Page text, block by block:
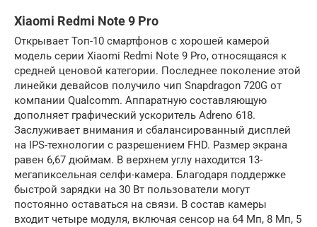
Xiaomi Redmi Note 9 Pro
Открывает Топ-10 смартфонов с хорошей камерой
модель серии Xiaomi Redmi Note 9 Pro, относящаяся к
средней ценовой категории. Последнее поколение этой
линейки девайсов получило чип Snapdragon 720G от
компании Qualcomm. Аппаратную составляющую
дополняет графический ускоритель Adreno 618.
Заслуживает внимания и сбалансированный дисплей
на IPS-технологии с разрешением FHD. Размер экрана
равен 6,67 дюймам. В верхнем углу находится 13-
мегапиксельная селфи-камера. Благодаря поддержке
быстрой зарядки на 30 Вт пользователи могут
постоянно оставаться на связи. В состав камеры
входит четыре модуля, включая сенсор на 64 Мп, 8 Мп, 5